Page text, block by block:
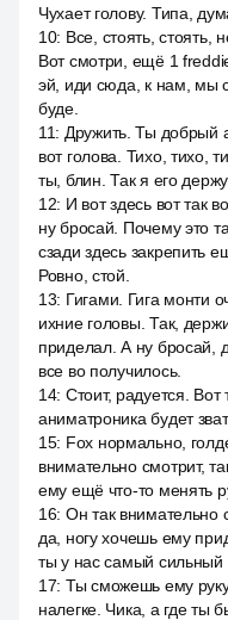
Чухает голову. Типа,
10: Все, стоять, стоять,
Вот смотри, ещё 1
эй, иди сюда, к нам, мы
буде.
11: Дружить. Ты добрый
вот голова. Тихо, тихо,
ты, блин. Так я его
12: И вот здесь вот так
ну бросай. Почему это
сзади здесь закрепить
Ровно, стой.
13: Гигами. Гига монти
ихние головы. Так,
приделал. А ну бросай,
все во получилось.
14: Стоит, радуется. Вот
аниматроника будет
15: Fox нормально,
внимательно смотрит,
ему ещё что-то менять
16: Он так внимательно
да, ногу хочешь ему
ты у нас самый сильный
17: Ты сможешь ему
налегке. Чика, а где ты